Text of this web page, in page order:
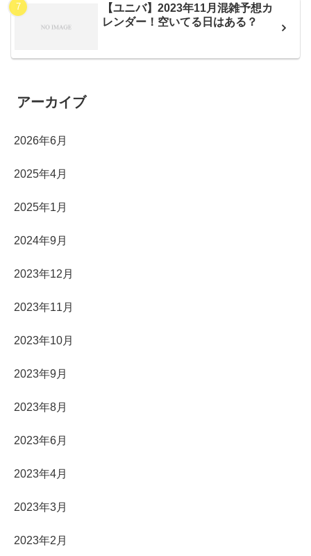
【ユニバ】2023年11月混雑予想カ
レンダー！空いてる日はある？
アーカイブ
2026年6月
2025年4月
2025年1月
2024年9月
2023年12月
2023年11月
2023年10月
2023年9月
2023年8月
2023年6月
2023年4月
2023年3月
2023年2月